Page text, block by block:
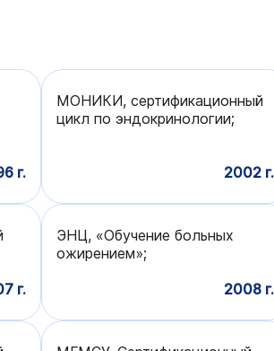
г.
МОНИКИ, сертификационный
цикл по эндокринологии;
2002 г.
г.
ЭНЦ, «Обучение больных
ожирением»;
2008 г.